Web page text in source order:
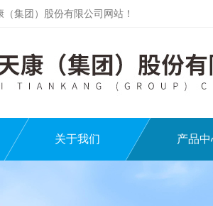
集团）股份有限公司网站！
关于我们 产品中